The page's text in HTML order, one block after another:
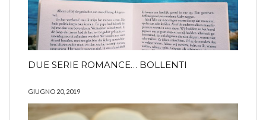
DUE SERIE ROMANCE… BOLLENTI
GIUGNO 20, 2019